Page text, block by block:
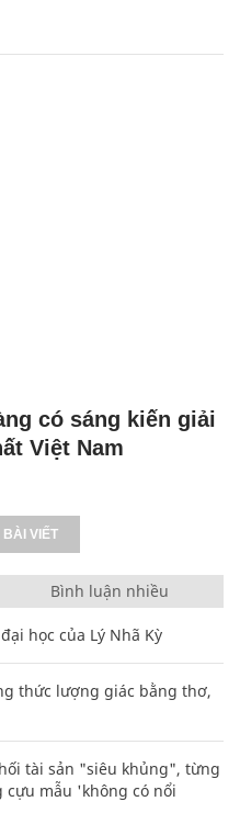
có sáng kiến giải
Việt Nam
BÀI VIẾT
Bình luận nhiều
học của Lý Nhã Kỳ
thức lượng giác bằng thơ,
tài sản "siêu khủng", từng
cựu mẫu 'không có nổi